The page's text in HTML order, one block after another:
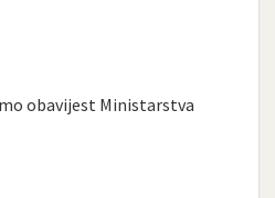
obavijest Ministarstva